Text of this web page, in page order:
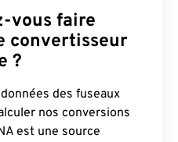
vous faire
convertisseur
?
des fuseaux
nos conversions
est une source